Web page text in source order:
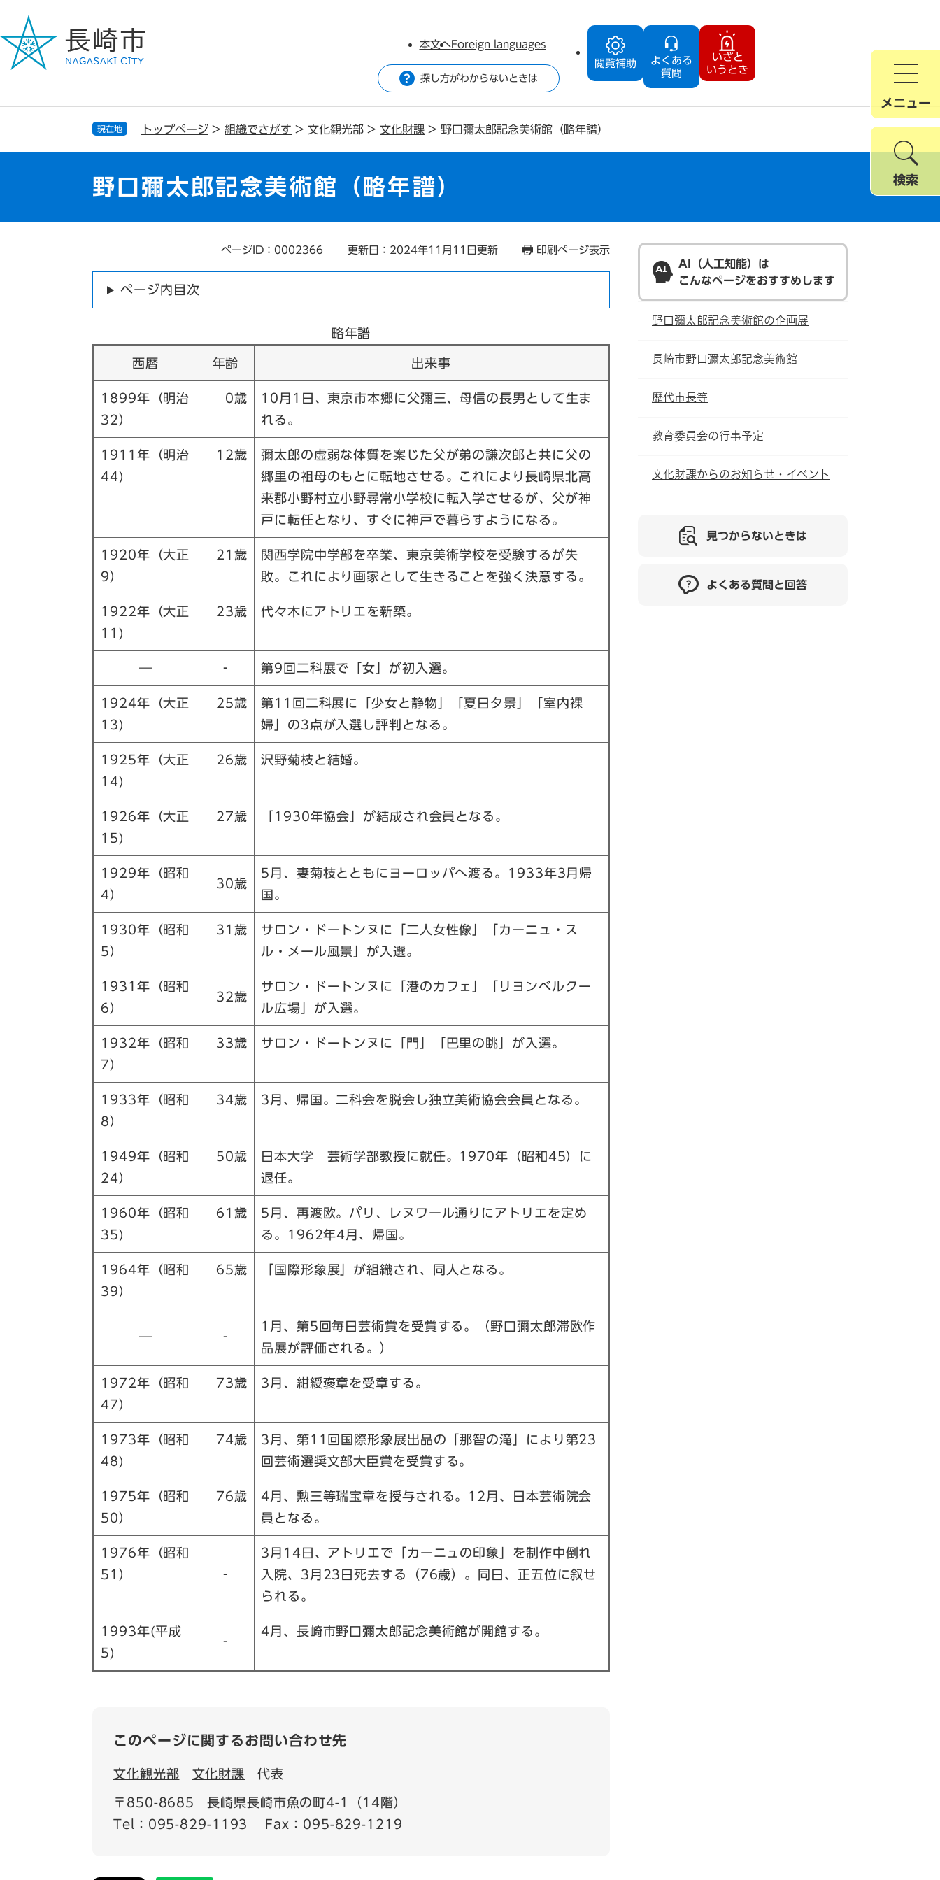
ジ
で
ュ
ば
閲覧補助
よくある
質問
いざと
いうとき
本文へForeign languages
探し方がわからないときは
メニュー
検索
現在地 トップページ > 組織でさがす > 文化観光部 > 文化財課 > 野口彌太郎記念美術館（略年譜）
野口彌太郎記念美術館（略年譜）
ページID：0002366 更新日：2024年11月11日更新 印刷ページ表示
ページ内目次
略年譜
西暦 年齢 出来事
1899年（明治
32）
0歳
10月1日、東京市本郷に父彌三、母信の長男として生ま
れる。
1911年（明治
44)
12歳
彌太郎の虚弱な体質を案じた父が弟の謙次郎と共に父の
郷里の祖母のもとに転地させる。これにより長崎県北高
来郡小野村立小野尋常小学校に転入学させるが、父が神
戸に転任となり、すぐに神戸で暮らすようになる。
1920年（大正
9）
21歳
関西学院中学部を卒業、東京美術学校を受験するが失
敗。これにより画家として生きることを強く決意する。
1922年（大正
11)
23歳 代々木にアトリエを新築。
― ‐ 第9回二科展で「女」が初入選。
1924年（大正
13)
25歳
第11回二科展に「少女と静物」「夏日夕景」「室内裸
婦」の3点が入選し評判となる。
1925年（大正
14)
26歳 沢野菊枝と結婚。
1926年（大正
15)
27歳 「1930年協会」が結成され会員となる。
1929年（昭和
4）
30歳
5月、妻菊枝とともにヨーロッパへ渡る。1933年3月帰
国。
1930年（昭和
5）
31歳
サロン・ドートンヌに「二人女性像」「カーニュ・ス
ル・メール風景」が入選。
1931年（昭和
6）
32歳
サロン・ドートンヌに「港のカフェ」「リヨンベルクー
ル広場」が入選。
1932年（昭和
7）
33歳 サロン・ドートンヌに「門」「巴里の眺」が入選。
1933年（昭和
8）
34歳 3月、帰国。二科会を脱会し独立美術協会会員となる。
1949年（昭和
24）
50歳
日本大学 芸術学部教授に就任。1970年（昭和45）に
退任。
1960年（昭和
35)
61歳
5月、再渡欧。パリ、レヌワール通りにアトリエを定め
る。1962年4月、帰国。
1964年（昭和
39）
65歳 「国際形象展」が組織され、同人となる。
― ‐
1月、第5回毎日芸術賞を受賞する。（野口彌太郎滞欧作
品展が評価される。）
1972年（昭和
47）
73歳 3月、紺綬褒章を受章する。
1973年（昭和
48)
74歳
3月、第11回国際形象展出品の「那智の滝」により第23
回芸術選奨文部大臣賞を受賞する。
1975年（昭和
50）
76歳
4月、勲三等瑞宝章を授与される。12月、日本芸術院会
員となる。
1976年（昭和
51）
‐
3月14日、アトリエで「カーニュの印象」を制作中倒れ
入院、3月23日死去する（76歳）。同日、正五位に叙せ
られる。
1993年(平成
5)
‐
4月、長崎市野口彌太郎記念美術館が開館する。
このページに関するお問い合わせ先
文化観光部 文化財課 代表
〒850-8685
長崎県長崎市魚の町4-1（14階）
Tel：095-829-1193
Fax：095-829-1219
AI（人工知能）は
こんなページをおすすめします
野口彌太郎記念美術館の企画展
長崎市野口彌太郎記念美術館
歴代市長等
教育委員会の行事予定
文化財課からのお知らせ・イベント
見つからないときは
よくある質問と回答